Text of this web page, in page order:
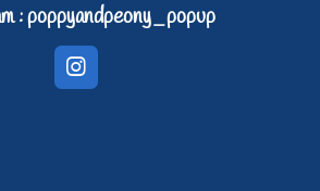
: poppyandpeony_popup
I